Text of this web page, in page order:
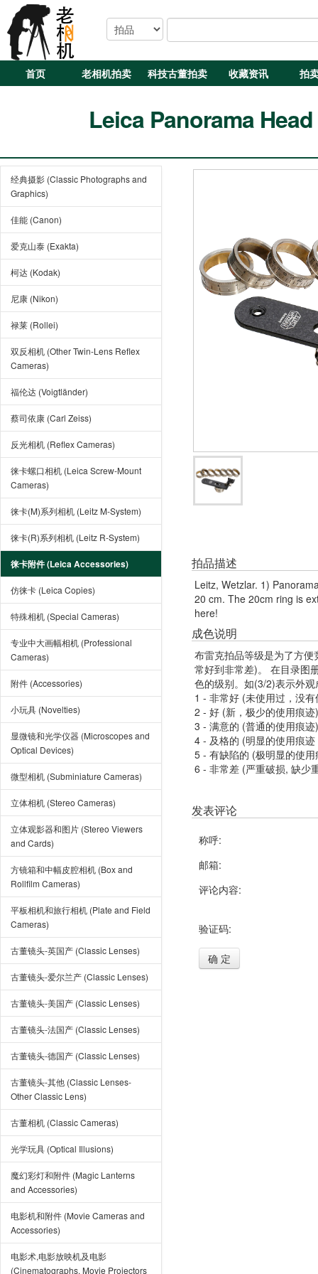
首页 老相机拍卖 科技古董拍卖 收藏资讯 拍
Leica Panorama
经典摄影 (Classic Photographs and
Graphics)
佳能 (Canon)
爱克山泰 (Exakta)
柯达 (Kodak)
尼康 (Nikon)
禄莱 (Rollei)
双反相机 (Other Twin-Lens Reflex
Cameras)
福伦达 (Voigtländer)
蔡司依康 (Carl Zeiss)
反光相机 (Reflex Cameras)
徕卡螺口相机 (Leica Screw-Mount
Cameras)
徕卡(M)系列相机 (Leitz M-System)
徕卡(R)系列相机 (Leitz R-System)
徕卡附件 (Leica Accessories)
仿徕卡 (Leica Copies)
特殊相机 (Special Cameras)
专业中大画幅相机 (Professional
Cameras)
附件 (Accessories)
小玩具 (Novelties)
显微镜和光学仪器 (Microscopes and
Optical Devices)
微型相机 (Subminiature Cameras)
立体相机 (Stereo Cameras)
立体观影器和图片 (Stereo Viewers
and Cards)
方镜箱和中幅皮腔相机 (Box and
Rollfilm Cameras)
平板相机和旅行相机 (Plate and Field
Cameras)
古董镜头-英国产 (Classic Lenses)
古董镜头-爱尔兰产 (Classic Lenses)
古董镜头-美国产 (Classic Lenses)
古董镜头-法国产 (Classic Lenses)
古董镜头-德国产 (Classic Lenses)
古董镜头-其他 (Classic Lenses-
Other Classic Lens)
古董相机 (Classic Cameras)
光学玩具 (Optical Illusions)
魔幻彩灯和附件 (Magic Lanterns
and Accessories)
电影机和附件 (Movie Cameras and
Accessories)
电影术,电影放映机及电影
(Cinematographs, Movie Projectors
拍品描述
Leitz, Wetzlar. 1)
20 cm. The 20cm ring is
here!
成色说明
布雷克拍品等级是为了方
常好到非常差)。 在目录图
色的级别。如(3/2)表示外
1 - 非常好 (未使用过，没
2 - 好 (新，极少的使用痕迹)
3 - 满意的 (普通的使用痕迹)
4 - 及格的 (明显的使用痕
5 - 有缺陷的 (极明显的使
6 - 非常差 (严重破损, 缺少
发表评论
称呼:
邮箱:
评论内容:
验证码:
确 定